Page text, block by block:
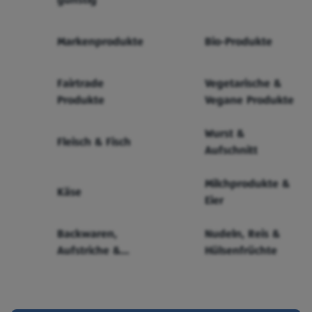
Markenprodukte Bio-Produkte
Fairtrade
Produkte
Vegetarische &
Vegane Produkte
Fleisch & Fisch
Wurst &
Aufschnitt
Käse
Milchprodukte &
Eier
Backwaren,
Aufstriche &
Nudeln, Reis &
Hülsenfrüchte